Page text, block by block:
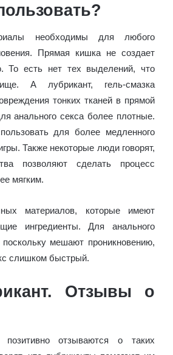
необходимы для любого
Прямая кишка не создает
То есть нет тех выделений, что
А лубрикант, гель-смазка
тонких тканей в прямой
анального секса более плотные.
для более медленного
Также некоторые люди говорят,
позволяют сделать процесс
мягким.
материалов, которые имеют
ингредиенты. Для анального
мешают проникновению,
слишком быстрый.
Отзывы о
отзываются о таких